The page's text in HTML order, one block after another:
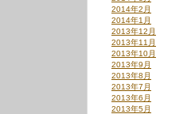
2014年2月
2014年1月
2013年12月
2013年11月
2013年10月
2013年9月
2013年8月
2013年7月
2013年6月
2013年5月